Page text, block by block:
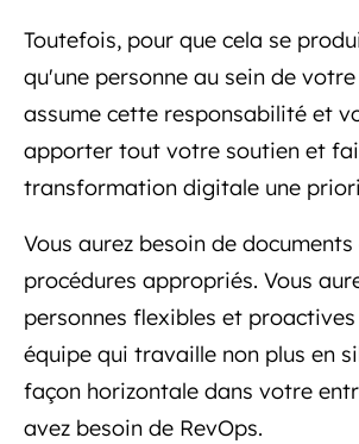
Toutefois, pour que cela se
qu'une personne au sein de
assume cette responsabilité et
apporter tout votre soutien et
transformation digitale une
Vous aurez besoin de
procédures appropriés. Vous
personnes flexibles et
équipe qui travaille non plus en
façon horizontale dans votre
avez besoin de RevOps.